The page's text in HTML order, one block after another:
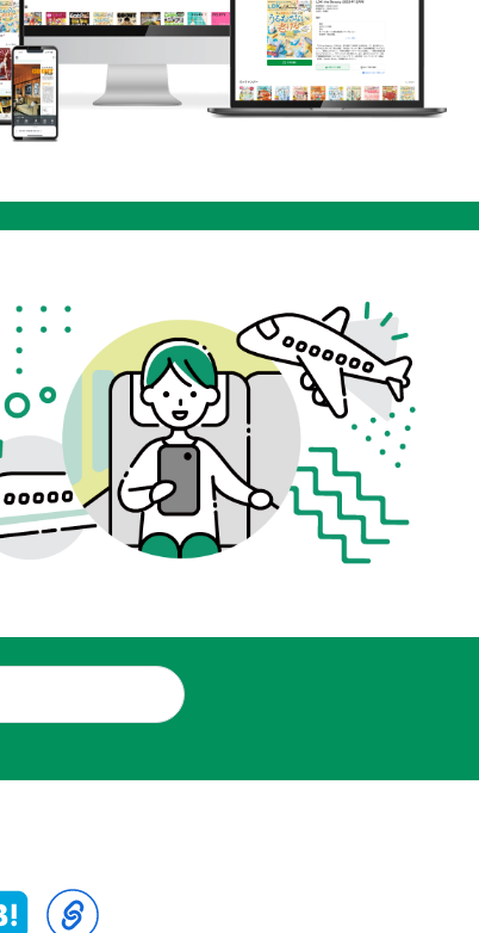
ガレット／たたかないごぼう
し
の明太子和え／カレー味の揚げ焼きれんこん
ポテトグラタン
ぷりきゅうりのポテトクリーム
チョ
チンカレー／玉ねぎが主役のチリコンカン
ば
ナムルうどん／もやしの濃厚担々スープ
みご飯
焼き／しいたけとエリンギのチーズアヒージョ
タポンしょうが風味
の真砂炒め
とブロッコリーのきな粉サラダ／ゴーヤーとキウイのバナナス
うれん草のスモークサーモンロール／とろとろ豆腐となすのカ
解凍するだけ！ 作りおき 冷凍デリレシピ
け／長ねぎと白身魚の中華風
なすとししとうのパセリドライカレー